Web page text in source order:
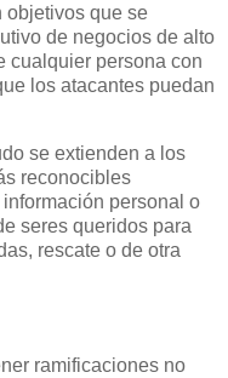
objetivos que se
de negocios de alto
cualquier persona con
los atacantes puedan
se extienden a los
reconocibles
personal o
seres queridos para
rescate o de otra
ramificaciones no